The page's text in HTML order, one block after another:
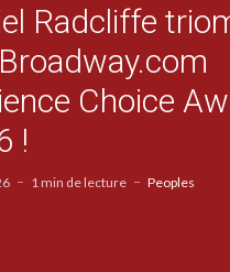
Radcliffe
Choice
!
1 min de lecture Peoples